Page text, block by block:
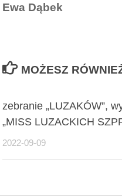
Ewa Dąbek
MOŻESZ
zebranie „LUZAKÓW”,
„MISS LUZACKICH
2022-09-09